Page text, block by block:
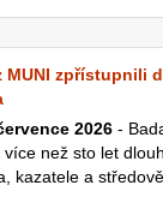
MUNI zpřístupnili
2026 -
více než sto let
kazatele a